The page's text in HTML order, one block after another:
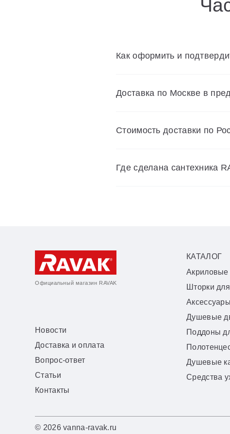
Как оформить и
Доставка по Москве в
Cтоимость доставки по
Где сделана сантехника
Официальный магазин RAVAK
Новости
Доставка и оплата
Вопрос-ответ
Статьи
Контакты
КАТАЛОГ
Шторки
Аксессуары
Душевые
Поддоны
Душевые
Средства
© 2026 vanna-ravak.ru